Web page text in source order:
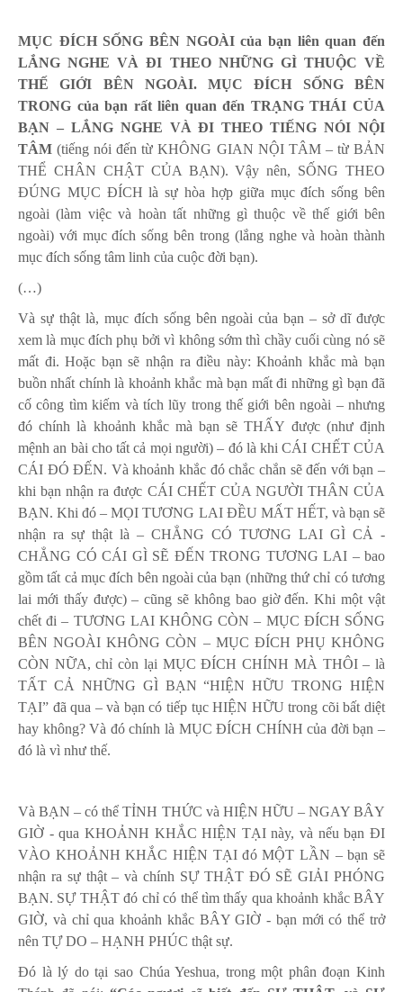
MỤC ĐÍCH SỐNG BÊN NGOÀI của bạn liên quan đến
LẮNG NGHE VÀ ĐI THEO NHỮNG GÌ THUỘC VỀ
THẾ GIỚI BÊN NGOÀI. MỤC ĐÍCH SỐNG BÊN
TRONG của bạn rất liên quan đến TRẠNG THÁI CỦA
BẠN – LẮNG NGHE VÀ ĐI THEO TIẾNG NÓI NỘI
TÂM (tiếng nói đến từ KHÔNG GIAN NỘI TÂM – từ BẢN
THỂ CHÂN CHẬT CỦA BẠN). Vậy nên, SỐNG THEO
ĐÚNG MỤC ĐÍCH là sự hòa hợp giữa mục đích sống bên
ngoài (làm việc và hoàn tất những gì thuộc về thế giới bên
ngoài) với mục đích sống bên trong (lắng nghe và hoàn thành
mục đích sống tâm linh của cuộc đời bạn).
(…)
Và sự thật là, mục đích sống bên ngoài của bạn – sở dĩ được
xem là mục đích phụ bởi vì không sớm thì chầy cuối cùng nó sẽ
mất đi. Hoặc bạn sẽ nhận ra điều này: Khoảnh khắc mà bạn
buồn nhất chính là khoảnh khắc mà bạn mất đi những gì bạn đã
cố công tìm kiếm và tích lũy trong thế giới bên ngoài – nhưng
đó chính là khoảnh khắc mà bạn sẽ THẤY được (như định
mệnh an bài cho tất cả mọi người) – đó là khi CÁI CHẾT CỦA
CÁI ĐÓ ĐẾN. Và khoảnh khắc đó chắc chắn sẽ đến với bạn –
khi bạn nhận ra được CÁI CHẾT CỦA NGƯỜI THÂN CỦA
BẠN. Khi đó – MỌI TƯƠNG LAI ĐỀU MẤT HẾT, và bạn sẽ
nhận ra sự thật là – CHẲNG CÓ TƯƠNG LAI GÌ CẢ -
CHẲNG CÓ CÁI GÌ SẼ ĐẾN TRONG TƯƠNG LAI – bao
gồm tất cả mục đích bên ngoài của bạn (những thứ chỉ có tương
lai mới thấy được) – cũng sẽ không bao giờ đến. Khi một vật
chết đi – TƯƠNG LAI KHÔNG CÒN – MỤC ĐÍCH SỐNG
BÊN NGOÀI KHÔNG CÒN – MỤC ĐÍCH PHỤ KHÔNG
CÒN NỮA, chỉ còn lại MỤC ĐÍCH CHÍNH MÀ THÔI – là
TẤT CẢ NHỮNG GÌ BẠN “HIỆN HỮU TRONG HIỆN
TẠI” đã qua – và bạn có tiếp tục HIỆN HỮU trong cõi bất diệt
hay không? Và đó chính là MỤC ĐÍCH CHÍNH của đời bạn –
đó là vì như thế.
Và BẠN – có thể TỈNH THỨC và HIỆN HỮU – NGAY BÂY
GIỜ - qua KHOẢNH KHẮC HIỆN TẠI này, và nếu bạn ĐI
VÀO KHOẢNH KHẮC HIỆN TẠI đó MỘT LẦN – bạn sẽ
nhận ra sự thật – và chính SỰ THẬT ĐÓ SẼ GIẢI PHÓNG
BẠN. SỰ THẬT đó chỉ có thể tìm thấy qua khoảnh khắc BÂY
GIỜ, và chỉ qua khoảnh khắc BÂY GIỜ - bạn mới có thể trở
nên TỰ DO – HẠNH PHÚC thật sự.
Đó là lý do tại sao Chúa Yeshua, trong một phân đoạn Kinh